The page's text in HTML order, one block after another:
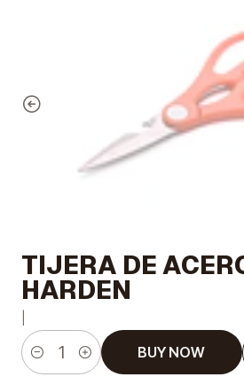
TIJERA DE
HARDEN
Cantidad
BUY NOW